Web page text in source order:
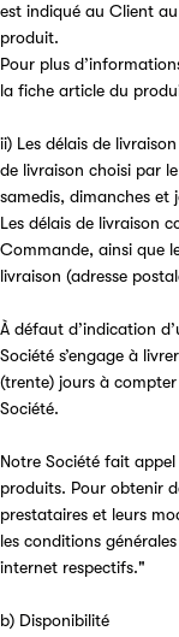
est indiqué au Client
produit.
Pour plus
la fiche article du
ii) Les délais de
de livraison choisi par
samedis, dimanches et
Les délais de livraison
Commande, ainsi que
livraison (adresse
À défaut d’indication
Société s’engage à
(trente) jours à
Société.
Notre Société fait
produits. Pour obtenir
prestataires et leurs
les conditions
internet respectifs."
b) Disponibilité